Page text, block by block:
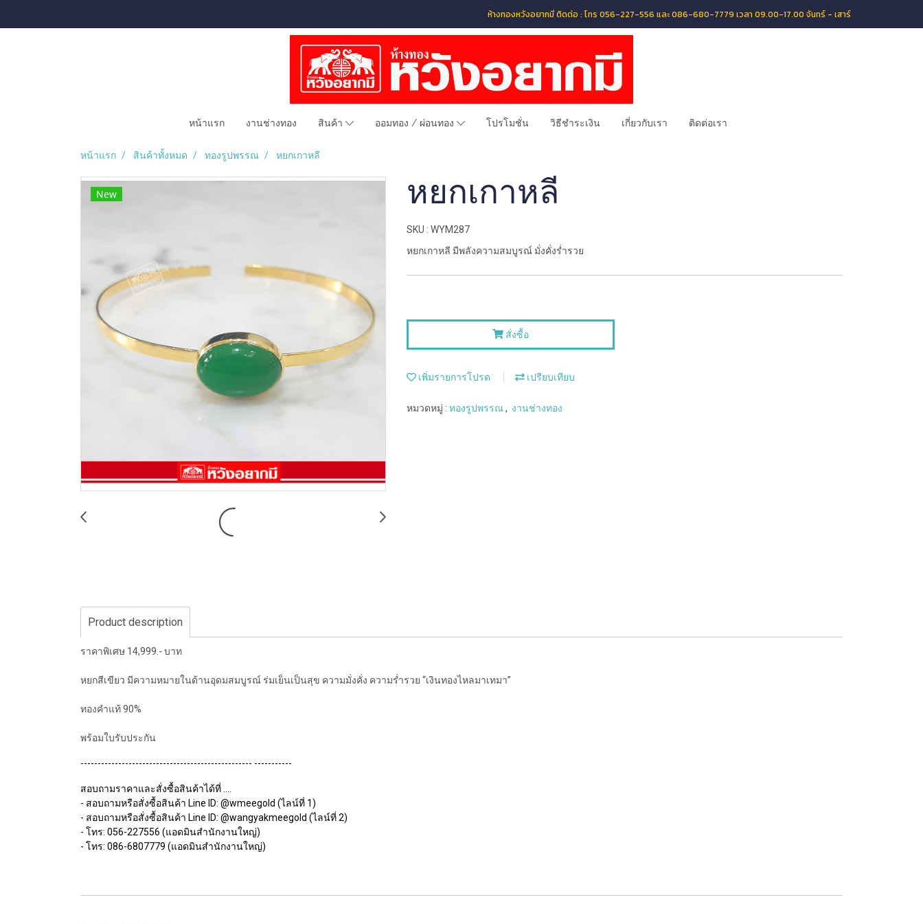
ห้างทองหวังอยากมี ติดต่อ : โทร 056-227-556 และ 086-680-7779 เวลา 09.00-17.00 จันทร์ - เสาร์
หน้าแรก งานช่างทอง สินค้า ออมทอง / ผ่อนทอง โปรโมชั่น วิธีชำระเงิน เกี่ยวกับเรา ติดต่อเรา
หน้าแรก สินค้าทั้งหมด ทองรูปพรรณ หยกเกาหลี
New หยกเกาหลี
SKU : WYM287
หยกเกาหลี มีพลังความสมบูรณ์ มั่งคั่งร่ำรวย
สั่งซื้อ
เพิ่มรายการโปรด เปรียบเทียบ
หมวดหมู่ : ทองรูปพรรณ, งานช่างทอง
Product description
ราคาพิเศษ 14,999.- บาท
หยกสีเขียว มีความหมายในด้านอุดมสมบูรณ์ ร่มเย็นเป็นสุข ความมั่งคั่ง ความร่ำรวย “เงินทองไหลมาเทมา”
ทองคำแท้ 90%
พร้อมใบรับประกัน
-------------------------------------------------- -----------
สอบถามราคาและสั่งซื้อสินค้าได้ที่ ....
- สอบถามหรือสั่งซื้อสินค้า Line ID: @wmeegold (ไลน์ที่ 1)
- สอบถามหรือสั่งซื้อสินค้า Line ID: @wangyakmeegold (ไลน์ที่ 2)
- โทร: 056-227556 (แอดมินสำนักงานใหญ่)
- โทร: 086-6807779 (แอดมินสำนักงานใหญ่)